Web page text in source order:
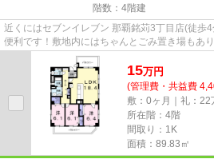
階数：4階建
近くにはセブンイレブン 那覇銘苅3丁目店(徒歩
便利です！敷地内にはちゃんとごみ置き場もあ
費用をお支払いいただける物...
15万円
(管理費・共益費
敷：0ヶ月｜礼：22
所在階：4階
間取り：1K
面積：89.83㎡